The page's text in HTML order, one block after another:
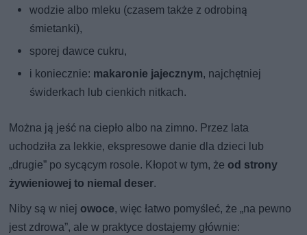
wodzie albo mleku (czasem także z odrobiną
śmietanki),
sporej dawce cukru,
i koniecznie: makaronie jajecznym, najchętniej
świderkach lub cienkich nitkach.
Można ją jeść na ciepło albo na zimno. Przez lata
uchodziła za lekkie, ekspresowe danie dla dzieci lub
„drugie” po sycącym rosole. Kłopot w tym, że od strony
żywieniowej to niemal deser.
Niby są w niej owoce, więc łatwo pomyśleć, że „na pewno
jest zdrowa”, ale w praktyce dostajemy głównie: